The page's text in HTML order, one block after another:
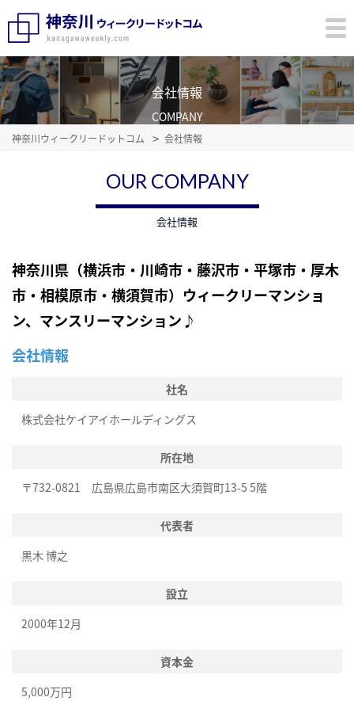
会社情報
COMPANY
神奈川ウィークリードットコム 会社情報
OUR COMPANY
会社情報
神奈川県（横浜市・川崎市・藤沢市・平塚市・厚木
市・相模原市・横須賀市）ウィークリーマンショ
ン、マンスリーマンション♪
会社情報
社名
株式会社ケイアイホールディングス
所在地
〒732-0821 広島県広島市南区大須賀町13-5 5階
代表者
黒木 博之
設立
2000年12月
資本金
5,000万円